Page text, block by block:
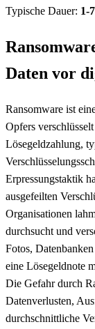
Typische Dauer: 1-
Daten vor
Ransomware ist
Opfers
Lösegeldzahlung,
Erpressungstaktik
ausgefeilten
Organisationen
durchsucht und
Fotos,
eine Lösegeldnote
Die Gefahr durch
Datenverlusten,
durchschnittliche